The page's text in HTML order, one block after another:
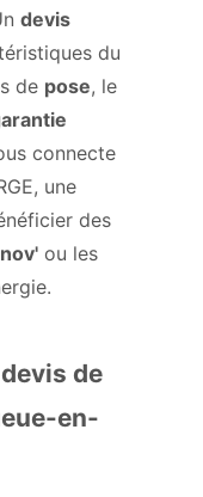
devis
du
de pose, le
connecte
une
des
ou les
de
en-